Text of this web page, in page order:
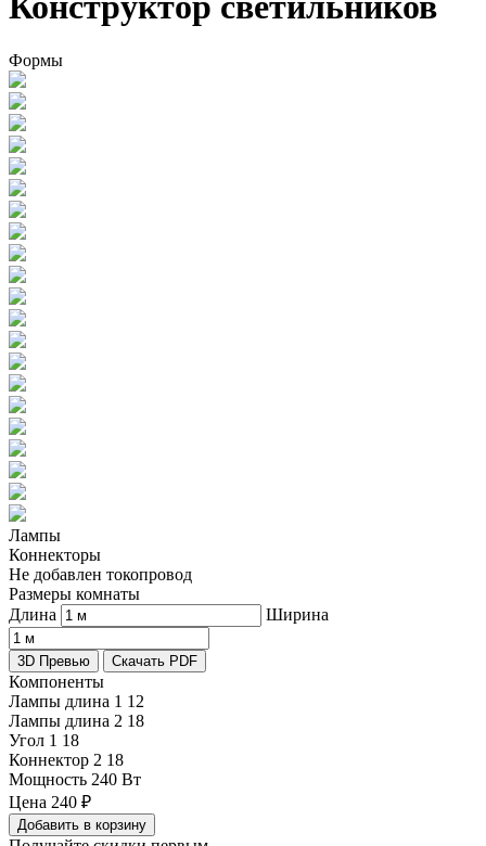
Формы
Лампы
Коннекторы
Не добавлен токопровод
Размеры комнаты
Длина
Ширина
3D Превью Скачать PDF
Компоненты
Лампы длина 1 12
Лампы длина 2 18
Угол 1 18
Коннектор 2 18
Мощность 240 Вт
Цена 240 ₽
Добавить в корзину